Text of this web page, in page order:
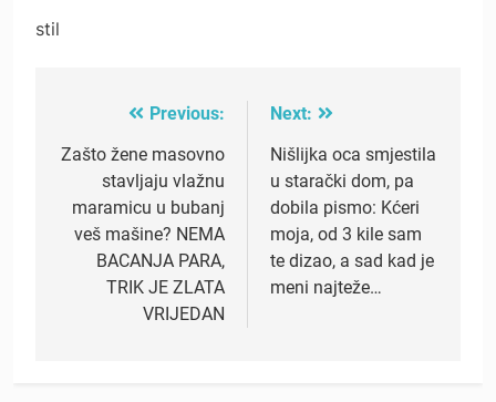
stil
navigation
Previous:
Zašto žene masovno
stavljaju vlažnu
maramicu u bubanj
veš mašine? NEMA
BACANJA PARA,
TRIK JE ZLATA
VRIJEDAN
Next:
Nišlijka oca smjestila
u starački dom, pa
dobila pismo: Kćeri
moja, od 3 kile sam
te dizao, a sad kad je
meni najteže…